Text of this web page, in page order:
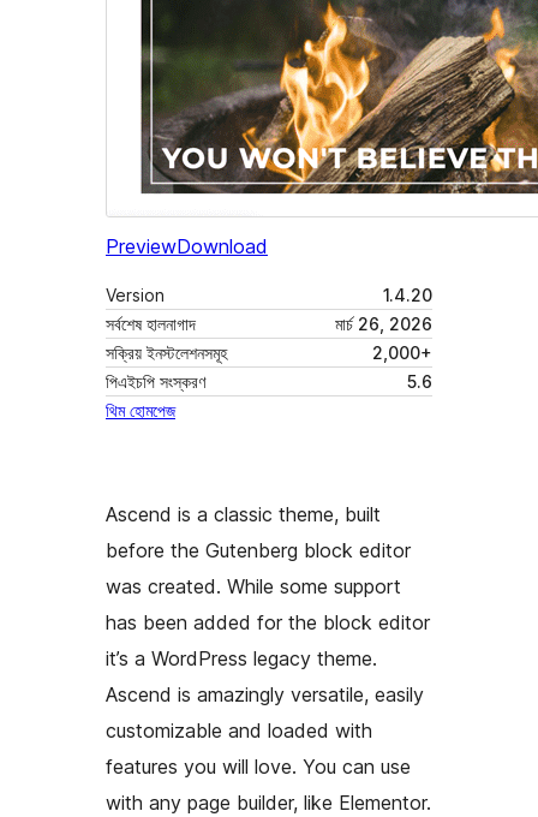
PreviewDownload
Version
1.4.20
সর্বশেষ হালনাগাদ
মার্চ 26, 2026
সক্রিয় ইনস্টলেশনসমূহ
2,000+
পিএইচপি সংস্করণ
5.6
থিম হোমপেজ
Ascend is a classic theme, built
before the Gutenberg block editor
was created. While some support
has been added for the block editor
it’s a WordPress legacy theme.
Ascend is amazingly versatile, easily
customizable and loaded with
features you will love. You can use
with any page builder, like Elementor.